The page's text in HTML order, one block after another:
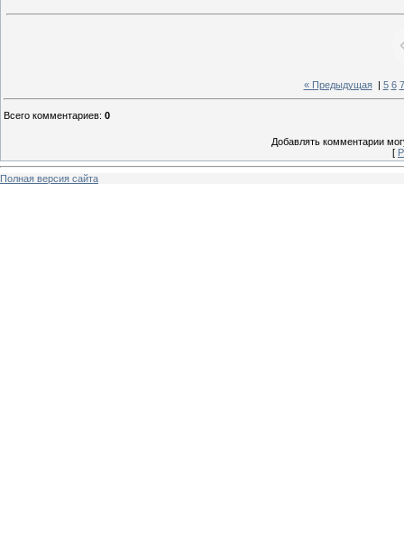
« Предыдущая| 5 6 7
Всего комментариев: 0
Добавлять комментарии
[
Полная версия сайта